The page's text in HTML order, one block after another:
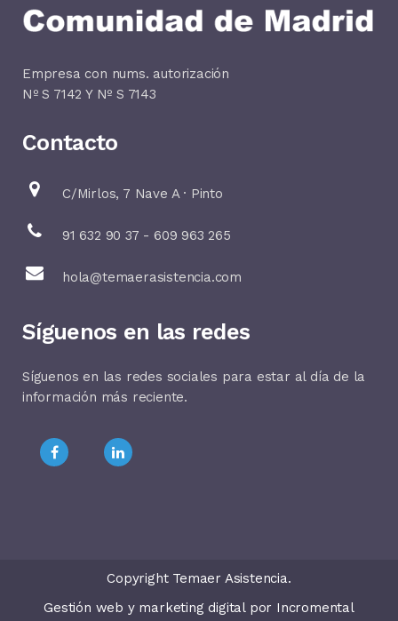
Empresa con nums. autorización
Nº S 7142 Y Nº S 7143
Contacto
C/Mirlos, 7 Nave A · Pinto
91 632 90 37 - 609 963 265
hola@temaerasistencia.com
Síguenos en las redes
Síguenos en las redes sociales para estar al día de la
información más reciente.
Copyright Temaer Asistencia.
Gestión web y marketing digital por Incromental